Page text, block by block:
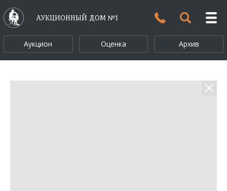
АУКЦИОННЫЙ ДОМ №1
Аукцион Оценка Архив